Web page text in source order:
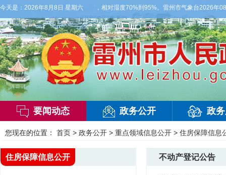
今天是： 2026年8月8日 星期六
偏西风2到3级，气温26到35度，相对湿度70%到95%。雷州市气象台2026年08
要闻动态 政务公开 政
您现在的位置： 首页 > 政务公开 > 重点领域信息公开 > 住房保障信息
不动产登记公告
住房保障信息公开